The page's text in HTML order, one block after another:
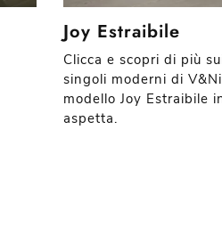
Joy Estraibile
Clicca e scopri di più
singoli moderni di
modello Joy Estraibile
aspetta.